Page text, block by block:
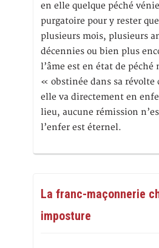
en elle quelque péché
purgatoire pour y rester
plusieurs mois, plusieurs
décennies ou bien plus
l’âme est en état de péché
« obstinée dans sa révolte
elle va directement en
lieu, aucune rémission
l’enfer est éternel.
La franc-maçonnerie
imposture